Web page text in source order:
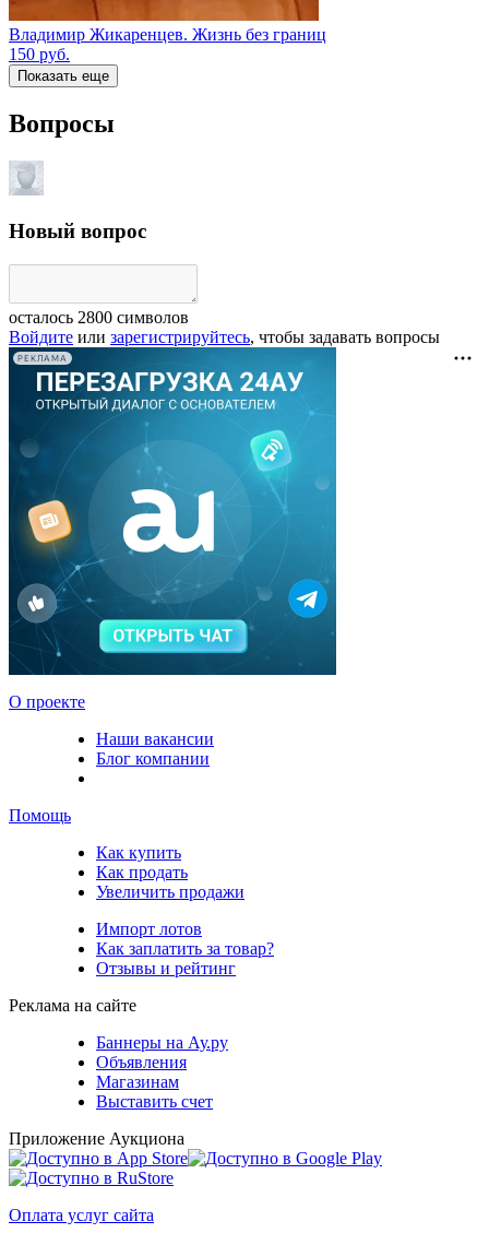
Владимир Жикаренцев. Жизнь без границ
150 руб.
Показать еще
Вопросы
Новый вопрос
осталось 2800 символов
Войдите или зарегистрируйтесь, чтобы задавать вопросы
РЕКЛАМА
О проекте
Наши вакансии
Блог компании
Помощь
Как купить
Как продать
Увеличить продажи
Импорт лотов
Как заплатить за товар?
Отзывы и рейтинг
Реклама на сайте
Баннеры на Ау.ру
Объявления
Магазинам
Выставить счет
Приложение Аукциона
Оплата услуг сайта